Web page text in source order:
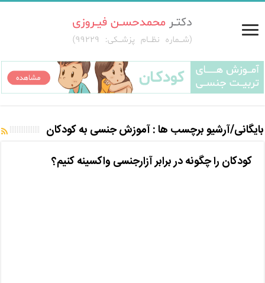
بایگانی/آرشیو برچسب ها :آموزش جنسی به کودکان
کودکان را چگونه در برابر آزارجنسی واکسینه کنیم؟